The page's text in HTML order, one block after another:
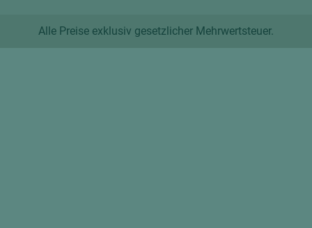
Alle Preise exklusiv gesetzlicher Mehrwertsteuer.